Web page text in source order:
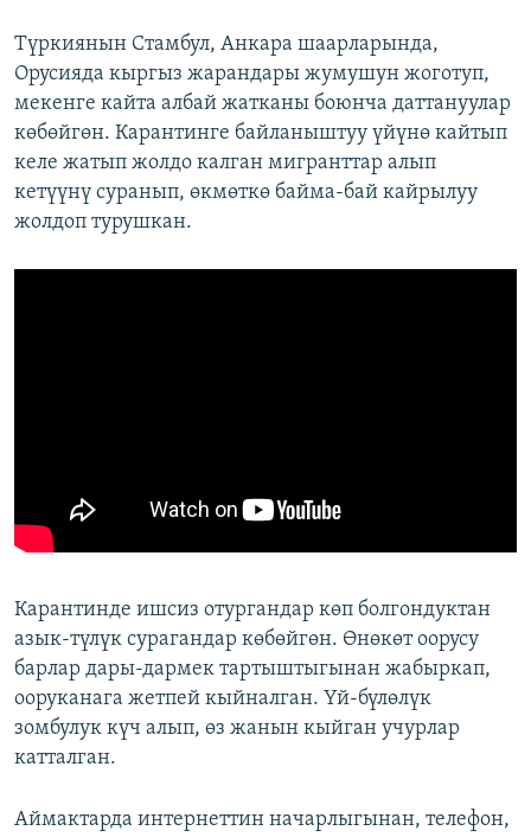
Түркиянын Стамбул, Анкара шаарларында,
Орусияда кыргыз жарандары жумушун жоготуп,
мекенге кайта албай жатканы боюнча даттануулар
көбөйгөн.​ Карантинге байланыштуу үйүнө кайтып
келе жатып жолдо калган мигранттар алып
кетүүнү суранып, өкмөткө байма-бай кайрылуу
жолдоп турушкан.
Карантинде ишсиз отургандар көп болгондуктан
азык-түлүк сурагандар көбөйгөн. Өнөкөт оорусу
барлар дары-дармек тартыштыгынан жабыркап,
ооруканага жетпей кыйналган. Үй-бүлөлүк
зомбулук күч алып, өз жанын кыйган учурлар
катталган.
Аймактарда интернеттин начарлыгынан, телефон,